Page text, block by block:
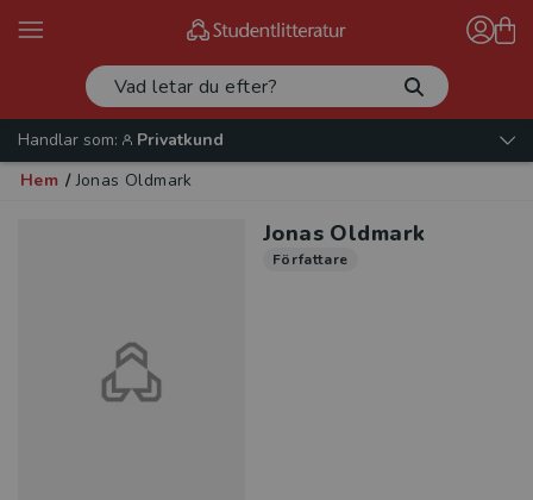
Handlar som:
Privatkund
Hem / Jonas Oldmark
Jonas Oldmark
Författare